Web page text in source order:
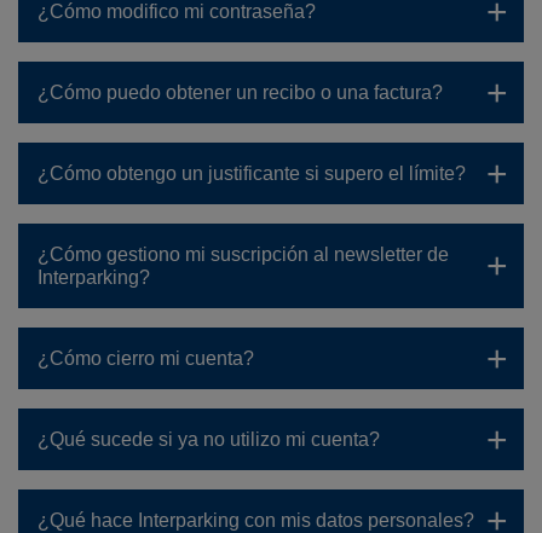
¿Cómo modifico mi contraseña?
¿Cómo puedo obtener un recibo o una factura?
¿Cómo obtengo un justificante si supero el límite?
¿Cómo gestiono mi suscripción al newsletter de
Interparking?
¿Cómo cierro mi cuenta?
¿Qué sucede si ya no utilizo mi cuenta?
¿Qué hace Interparking con mis datos personales?